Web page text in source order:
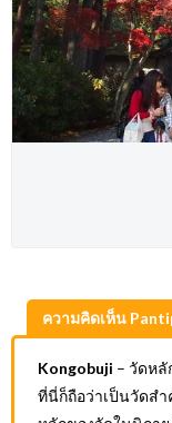
ความคิดเห็น
Kongobuji – วัดห
ที่นี่ก็ถือว่าเป็นวัดสำ